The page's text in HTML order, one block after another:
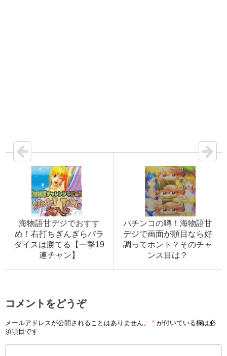
海物語甘デジでおすす
め！右打ちぎんぎらパラ
ダイスは勝てる【一撃19
連チャン】
パチンコの噂！海物語甘
デジで画面が順目なら好
調ってホント？そのチャ
ンス目は？
コメントをどうぞ
メールアドレスが公開されることはありません。 * が付いている欄は必
須項目です